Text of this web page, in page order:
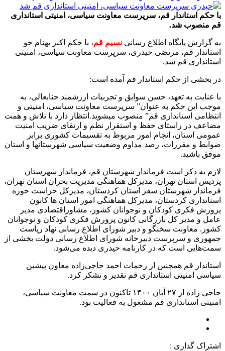
با حکم استاندار قم، سرپرست معاونت سیاسی، امنیتی استانداری
قم منصوب شد.
به گزارش پایگاه اطلاع رسانی نسیم قم، با حکم اکبر بهنام جو
استاندار قم، مرتضی حیدری، سرپرست معاونت سیاسی، امنیتی
استانداری قم شد.
در بخشی از حکم استاندار قم آمده است:
با عنایت به تعهد، حسن سوابق و تجربیات ارزشمند جنابعالی، به
موجب این حکم به عنوان” سرپرست معاونت سیاسی، امنیتی و
انتظامی استانداری قم” منصوب میشوید.انتظار دارد با تلاش و همت
مضاعف در راستای حفظ و استقرار نظم و ارتقای ضریب امنیت
عمومی استان، انجام امور مربوط به تقسیمات کشوری برابر
ضوابط و مقررات، رصد مداوم وضعیت سیاسی شهرستانها و استان
موفق باشید.
لازم به ذکر است فرماندار شهرستان قم، فرماندار شهرستان
پردیس استان تهران، مدیرکل هماهنگی مدیریت بحران استان تهران،
فرماندار شهرستان سقز استان کردستان، مدیرکل حراست حوزه
استانداری کردستان، مدیرکل هماهنگی امور استان ها کانون
پرورش فکری کودکان و نوجوانان کشور، مشاوراقتصادی مدیر
عامل و مدیر کل بازرگانی کانون پرورش فکری کودکان و نوجوانان
کشور. معاونت سخنگو و دبیر شورای اطلاع رسانی نهاد ریاست
جمهوری و سرپرست دبیرخانه شورای اطلاع رسانی دولت بخشی از
سمت‌هایی است که در کارنامه حیدری دیده می‌شود.
استاندار قم همچنین از زحمات احمد حاجی‌زاده معاون پیشین
سیاسی امنیتی استانداری قم تقدیر و تشکر‌ کرد.
حاجی زاده از ۲۷ آبان ۱۴۰۰ تاکنون در سمت معاونت سیاسی،
امنیتی استانداری قم مشغول به فعالیت بود.
اشتراک گذاری :